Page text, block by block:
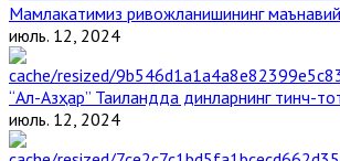
Мамлакатимиз ривожланишининг маънавий
июль. 12, 2024
“Ал-Азҳар” Таиландда динларнинг тинч-
июль. 12, 2024